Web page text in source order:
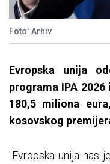
Foto: Arhiv
Evropska unija
programa IPA
180,5 miliona
kosovskog
"Evropska unija nas